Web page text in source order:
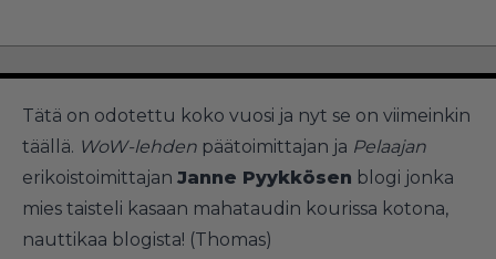
Tätä on odotettu koko vuosi ja nyt se on viimeinkin
täällä. WoW-lehden päätoimittajan ja Pelaajan
erikoistoimittajan Janne Pyykkösen blogi jonka
mies taisteli kasaan mahataudin kourissa kotona,
nauttikaa blogista! (Thomas)